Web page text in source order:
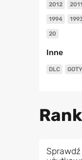
2012 2011
1994
20
Inne
DLC GOTY